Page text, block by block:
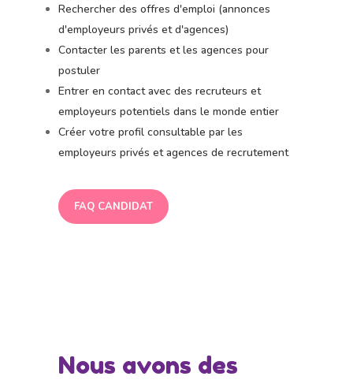
Rechercher des offres d'emploi (annonces
d'employeurs privés et d'agences)
Contacter les parents et les agences pour
postuler
Entrer en contact avec des recruteurs et
employeurs potentiels dans le monde entier
Créer votre profil consultable par les
employeurs privés et agences de recrutement
FAQ CANDIDAT
Nous avons des